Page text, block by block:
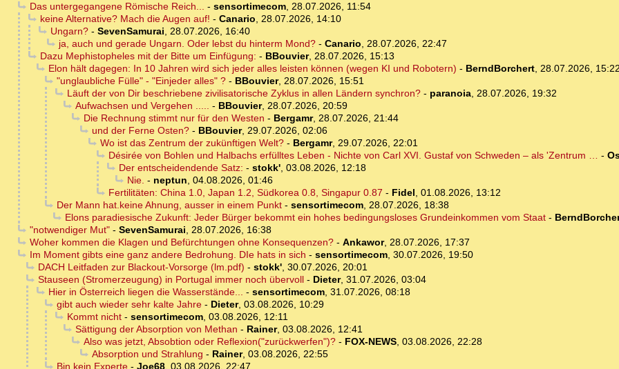
Das untergegangene Römische Reich... - sensortimecom, 28.07.2026, 11:54
keine Alternative? Mach die Augen auf! - Canario, 28.07.2026, 14:10
Ungarn?- SevenSamurai, 28.07.2026, 16:40
ja, auch und gerade Ungarn. Oder lebst du hinterm Mond?- Canario, 28.07.2026, 22:47
Dazu Mephistopheles mit der Bitte um Einfügung: - BBouvier, 28.07.2026, 15:13
Elon hält dagegen: In 10 Jahren wird sich jeder alles leisten können (wegen KI und Robotern) - BerndBorchert, 28.07.2026,
"unglaubliche Fülle" - "Einjeder alles" ?- BBouvier, 28.07.2026, 15:51
Läuft der von Dir beschriebene zivilisatorische Zyklus in allen Ländern synchron?- paranoia, 28.07.2026, 19:32
Aufwachsen und Vergehen ..... - BBouvier, 28.07.2026, 20:59
Die Rechnung stimmt nur für den Westen - Bergamr, 28.07.2026, 21:44
und der Ferne Osten?- BBouvier, 29.07.2026, 02:06
Wo ist das Zentrum der zukünftigen Welt?- Bergamr, 29.07.2026, 22:01
Désirée von Bohlen und Halbachs erfülltes Leben - Nichte von Carl XVI. Gustaf von Schweden – als 'Zentrum … -
Der entscheidendende Satz: - stokk', 03.08.2026, 12:18
Nie. - neptun, 04.08.2026, 01:46
Fertilitäten: China 1.0, Japan 1.2, Südkorea 0.8, Singapur 0.87 - Fidel, 01.08.2026, 13:12
Der Mann hat.keine Ahnung, ausser in einem Punkt- sensortimecom, 28.07.2026, 18:38
Elons paradiesische Zukunft: Jeder Bürger bekommt ein hohes bedingungsloses Grundeinkommen vom Staat-
"notwendiger Mut"- SevenSamurai, 28.07.2026, 16:38
Woher kommen die Klagen und Befürchtungen ohne Konsequenzen?- Ankawor, 28.07.2026, 17:37
Im Moment gibts eine ganz andere Bedrohung. DIe hats in sich - sensortimecom, 30.07.2026, 19:50
DACH Leitfaden zur Blackout-Vorsorge (lm.pdf) - stokk', 30.07.2026, 20:01
Stauseen (Stromerzeugung) in Portugal immer noch übervoll- Dieter, 31.07.2026, 03:04
Hier in Österreich liegen die Wasserstände... - sensortimecom, 31.07.2026, 08:18
gibt auch wieder sehr kalte Jahre- Dieter, 03.08.2026, 10:29
Kommt nicht- sensortimecom, 03.08.2026, 12:11
Sättigung der Absorption von Methan - Rainer, 03.08.2026, 12:41
Also was jetzt, Absobtion oder Reflexion("zurückwerfen")?- FOX-NEWS, 03.08.2026, 22:28
Absorption und Strahlung - Rainer, 03.08.2026, 22:55
Bin kein Experte- Joe68, 03.08.2026, 22:47